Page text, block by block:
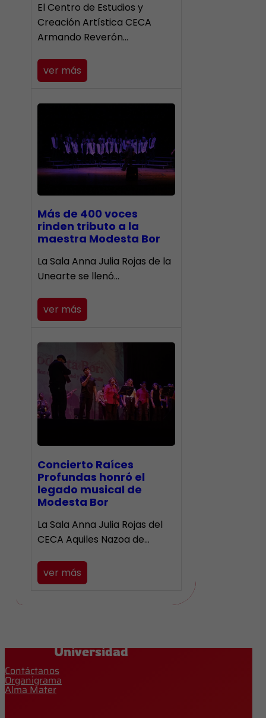
El Centro de Estudios y
Creación Artística CECA
Armando Reverón…
ver más
Más de 400 voces
rinden tributo a la
maestra Modesta Bor
​La Sala Anna Julia Rojas de la
Unearte se llenó…
ver más
​Concierto Raíces
Profundas honró el
legado musical de
Modesta Bor
La Sala Anna Julia Rojas del
CECA Aquiles Nazoa de…
ver más
Universidad
Contáctanos
Organigrama
Alma Mater